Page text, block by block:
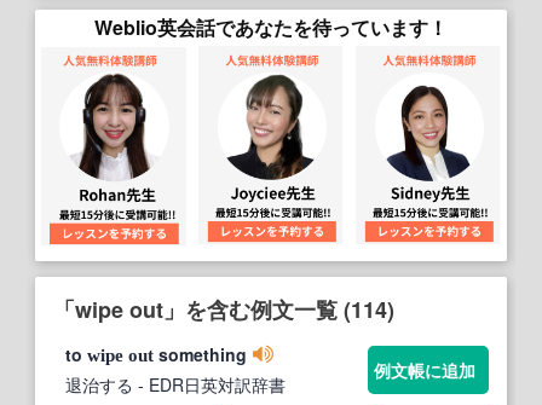
Weblio英会話であなたを待っています！
「wipe out」を含む例文一覧 (114)
to wipe out something
退治する - EDR日英対訳辞書
例文帳に追加